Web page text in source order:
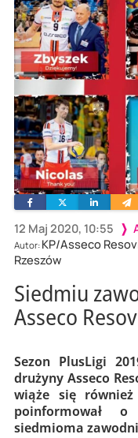
12 Maj 2020, 10:55
Autor: KP/Asseco
Rzeszów
FacebookTwitter
e-
Siedmiu
Asseco
Sezon PlusLigi
drużyny Asseco
wiąże się
poinformował
siedmioma